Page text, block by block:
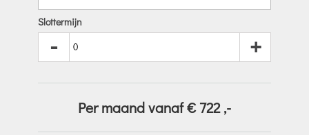
Slottermijn
- +
Per maand vanaf € 722 ,-